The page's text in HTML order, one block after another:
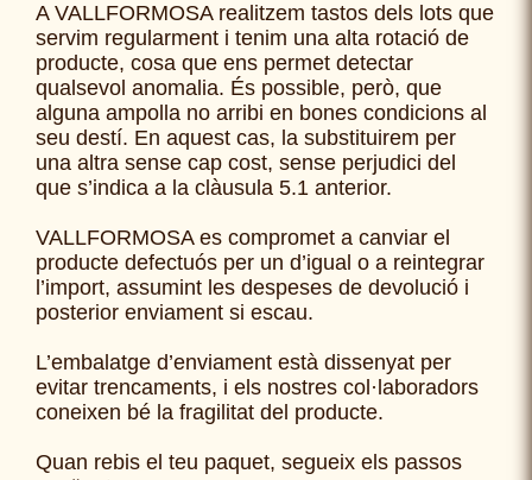
A VALLFORMOSA realitzem tastos dels lots que
servim regularment i tenim una alta rotació de
producte, cosa que ens permet detectar
qualsevol anomalia. És possible, però, que
alguna ampolla no arribi en bones condicions al
seu destí. En aquest cas, la substituirem per
una altra sense cap cost, sense perjudici del
que s’indica a la clàusula 5.1 anterior.
VALLFORMOSA es compromet a canviar el
producte defectuós per un d’igual o a reintegrar
l’import, assumint les despeses de devolució i
posterior enviament si escau.
L’embalatge d’enviament està dissenyat per
evitar trencaments, i els nostres col·laboradors
coneixen bé la fragilitat del producte.
Quan rebis el teu paquet, segueix els passos